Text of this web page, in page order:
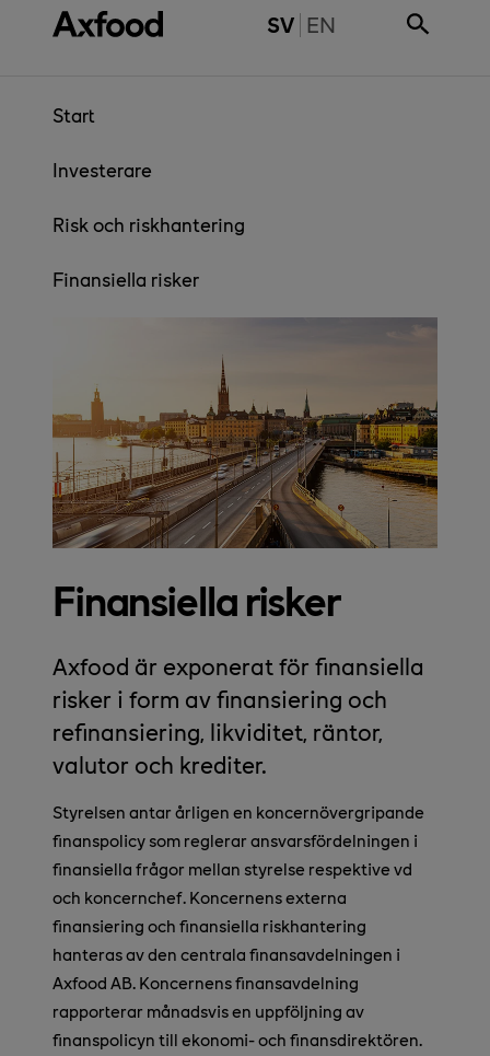
Gå direkt till innehåll SV SWITCH TO
EN
Start
Investerare
Risk och riskhantering
Finansiella risker
Finansiella risker
Axfood är exponerat för finansiella
risker i form av finansiering och
refinansiering, likviditet, räntor,
valutor och krediter.
Styrelsen antar årligen en koncernövergripande
finanspolicy som reglerar ansvarsfördelningen i
finansiella frågor mellan styrelse respektive vd
och koncernchef. Koncernens externa
finansiering och finansiella riskhantering
hanteras av den centrala finansavdelningen i
Axfood AB. Koncernens finansavdelning
rapporterar månadsvis en uppföljning av
finanspolicyn till ekonomi- och finansdirektören.